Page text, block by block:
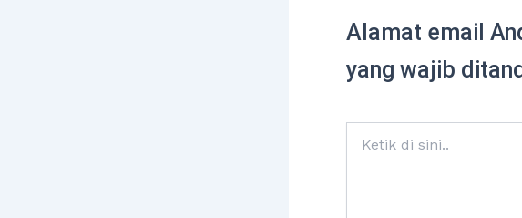
Alamat email
yang wajib